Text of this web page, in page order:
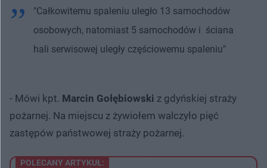
Spróbuj ponownie
"Całkowitemu spaleniu uległo 13 samochodów
osobowych, natomiast 5 samochodów i ściana
hali serwisowej uległy częściowemu spaleniu"
- Mówi kpt. Marcin Gołębiowski z gdyńskiej straży
pożarnej. Na miejscu z żywiołem walczyło pięć
zastępów państwowej straży pożarnej.
POLECANY ARTYKUŁ: